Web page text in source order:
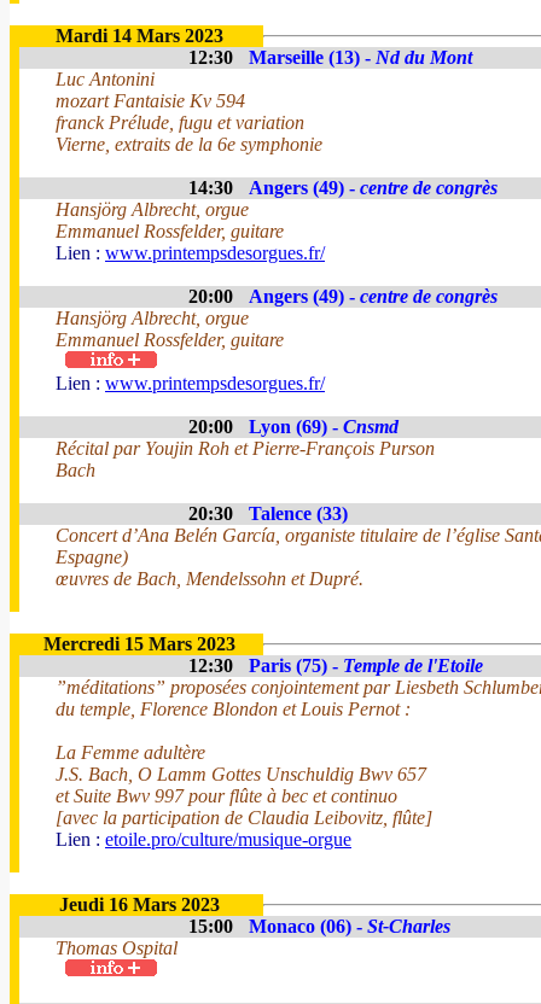
Mardi 14 Mars 2023
12:30
Marseille (13) - Nd du Mont
Luc Antonini
mozart Fantaisie Kv 594
franck Prélude, fugu et variation
Vierne, extraits de la 6e symphonie
14:30 Angers (49) - centre de congrès
Hansjörg Albrecht, orgue
Emmanuel Rossfelder, guitare
Lien : www.printempsdesorgues.fr/
20:00 Angers (49) - centre de congrès
Hansjörg Albrecht, orgue
Emmanuel Rossfelder, guitare
Lien : www.printempsdesorgues.fr/
20:00 Lyon (69) - Cnsmd
Récital par Youjin Roh et Pierre-François Purson
Bach
20:30
Talence (33)
Concert d’Ana Belén García, organiste titulaire de l’église
Espagne)
œuvres de Bach, Mendelssohn et Dupré.
Mercredi 15 Mars 2023
12:30
Paris (75) - Temple de l'Etoile
”méditations” proposées conjointement par Liesbeth
du temple, Florence Blondon et Louis Pernot :
La Femme adultère
J.S. Bach, O Lamm Gottes Unschuldig Bwv 657
et Suite Bwv 997 pour flûte à bec et continuo
[avec la participation de Claudia Leibovitz, flûte]
Lien : etoile.pro/culture/musique-orgue
Jeudi 16 Mars 2023
15:00
Monaco (06) - St-Charles
Thomas Ospital